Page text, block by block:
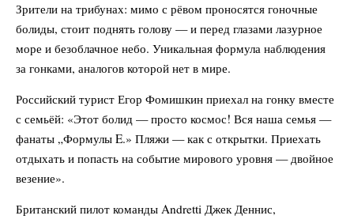
Зрители на трибунах: мимо с рёвом проносятся гоночные
болиды, стоит поднять голову — и перед глазами лазурное
море и безоблачное небо. Уникальная формула наблюдения
за гонками, аналогов которой нет в мире.
Российский турист Егор Фомишкин приехал на гонку вместе
с семьёй: «Этот болид — просто космос! Вся наша семья —
фанаты „Формулы E.» Пляжи — как с открытки. Приехать
отдыхать и попасть на событие мирового уровня — двойное
везение».
Британский пилот команды Andretti Джек Деннис,